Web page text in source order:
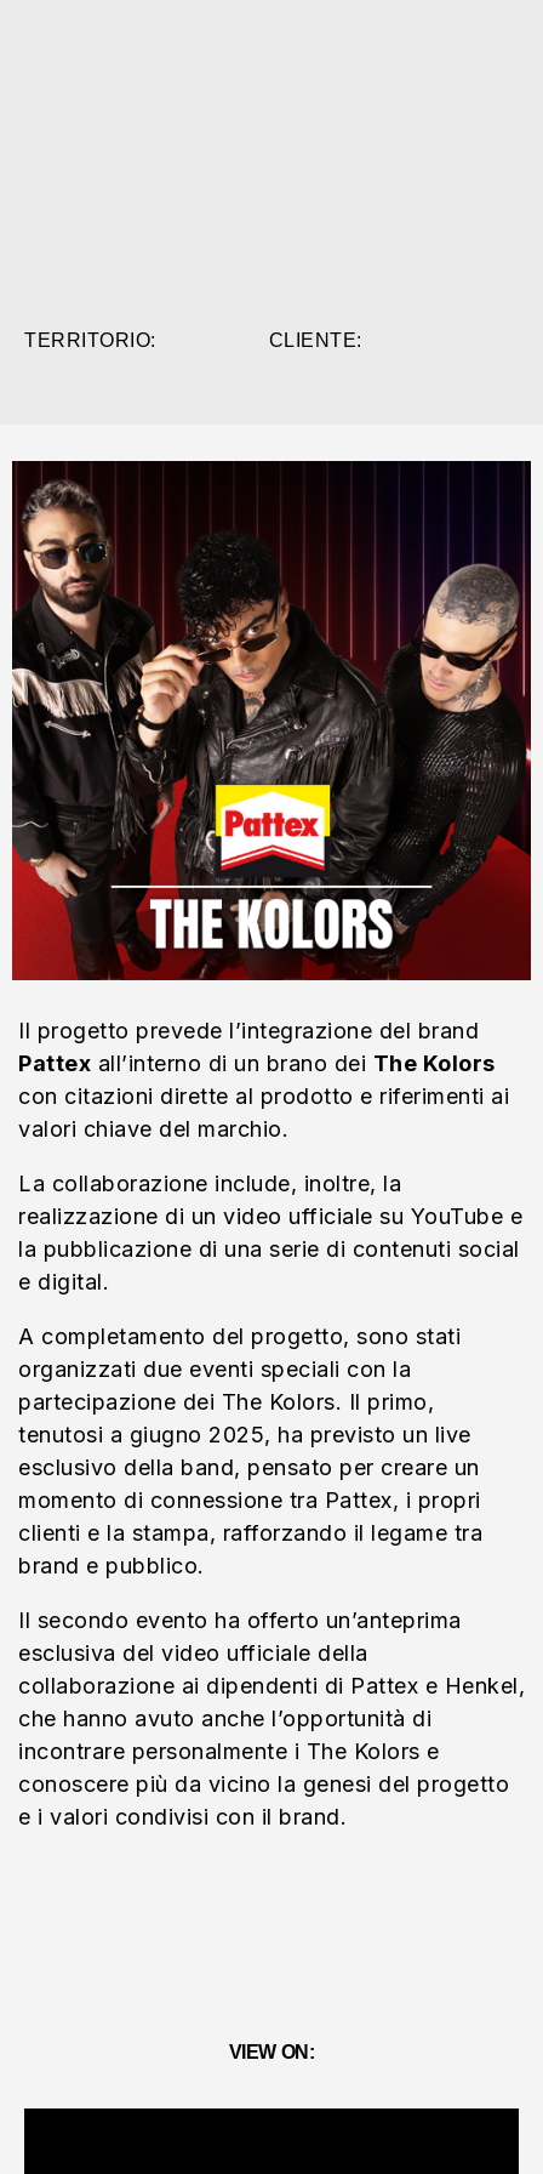
TERRITORIO: CLIENTE:
Il progetto prevede l’integrazione del brand
Pattex all’interno di un brano dei The Kolors
con citazioni dirette al prodotto e riferimenti ai
valori chiave del marchio.
La collaborazione include, inoltre, la
realizzazione di un video ufficiale su YouTube e
la pubblicazione di una serie di contenuti social
e digital.
A completamento del progetto, sono stati
organizzati due eventi speciali con la
partecipazione dei The Kolors. Il primo,
tenutosi a giugno 2025, ha previsto un live
esclusivo della band, pensato per creare un
momento di connessione tra Pattex, i propri
clienti e la stampa, rafforzando il legame tra
brand e pubblico.
Il secondo evento ha offerto un’anteprima
esclusiva del video ufficiale della
collaborazione ai dipendenti di Pattex e Henkel,
che hanno avuto anche l’opportunità di
incontrare personalmente i The Kolors e
conoscere più da vicino la genesi del progetto
e i valori condivisi con il brand.
VIEW ON: